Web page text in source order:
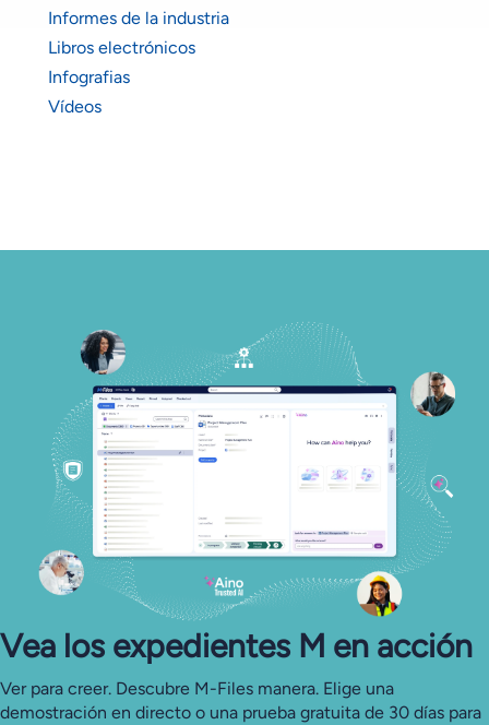
Informes de la industria
Libros electrónicos
Infografias
Vídeos
Vea los expedientes M en acción
Ver para creer. Descubre M-Files manera. Elige una
demostración en directo o una prueba gratuita de 30 días para